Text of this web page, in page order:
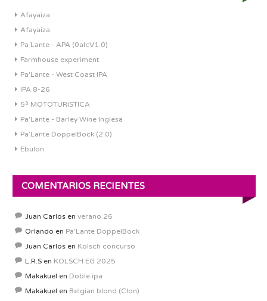
Afayaiza
Afayaiza
Pa´Lante - APA (0alcV1.0)
Farmhouse experiment
Pa'Lante - West Coast IPA
IPA 8-26
5ª MOTOTURISTICA
Pa'Lante - Barley Wine Inglesa
Pa’Lante DoppelBock (2.0)
Ebulon
COMENTARIOS RECIENTES
Juan Carlos en verano 26
Orlando en Pa’Lante DoppelBock
Juan Carlos en Kolsch concurso
L.R.S en KOLSCH EG 2025
Makakuel en Doble ipa
Makakuel en Belgian blond (Clon)